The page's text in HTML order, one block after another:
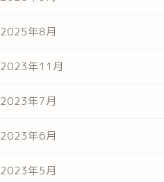
2025年8月
2023年11月
2023年7月
2023年6月
2023年5月